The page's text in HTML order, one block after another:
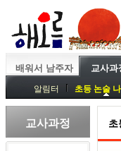
배워서 남주자 교사과
알림터 초등 논술
중등독서토론
특강
교사과정 초